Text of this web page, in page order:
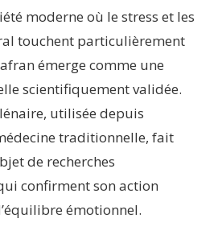
moderne où le stress et les
touchent particulièrement
émerge comme une
scientifiquement validée.
utilisée depuis
traditionnelle, fait
de recherches
confirment son action
émotionnel.